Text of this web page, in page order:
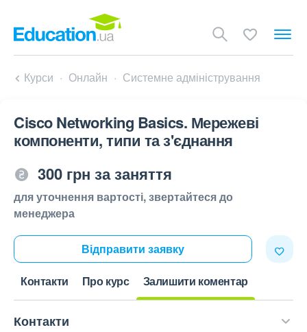
Курси Онлайн Системне адміністрування
Cisco Networking Basics. Мережеві
компоненти, типи та з'єднання
300 грн за заняття
для уточнення вартості, звертайтеся до
менеджера
Відправити заявку
Контакти Про курс Залишити коментар
Контакти